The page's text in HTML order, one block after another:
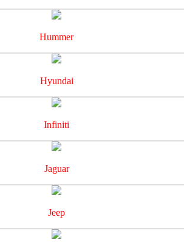
Hummer
Hyundai
Infiniti
Jaguar
Jeep